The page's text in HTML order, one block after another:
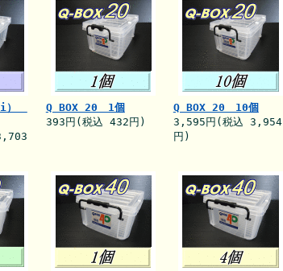
）
Q BOX 20 1個
393円(税込 432円)
Q BOX 20 10個
3,595円(税込 3,954
円)